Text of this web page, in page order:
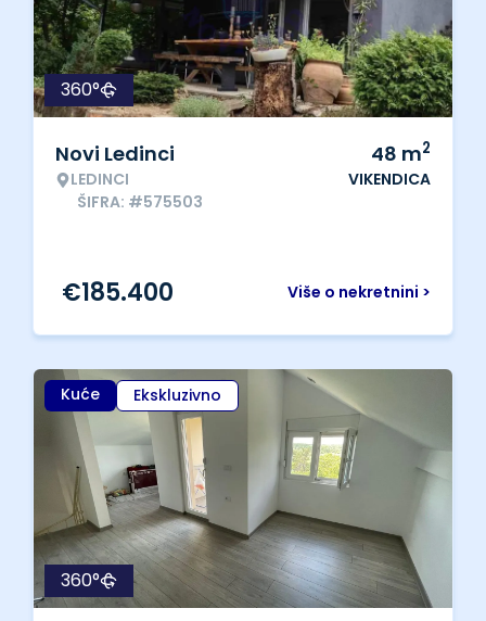
360°
Novi Ledinci
LEDINCI
ŠIFRA: #575503
48 m2
VIKENDICA
Više o nekretnini >
€185.400
Kuće Ekskluzivno
360°